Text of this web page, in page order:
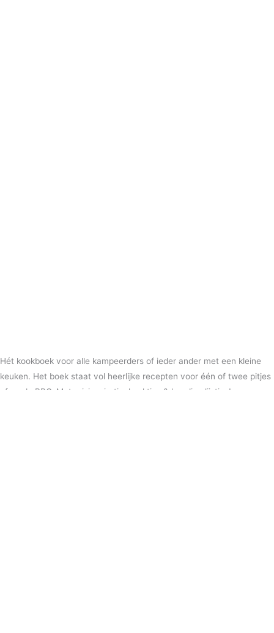
Hét kookboek voor alle kampeerders of ieder ander met een kleine
keuken. Het boek staat vol heerlijke recepten voor één of twee pitjes
of op de BBQ. Met reisinspiratie, kooktips & handige lijstjes!